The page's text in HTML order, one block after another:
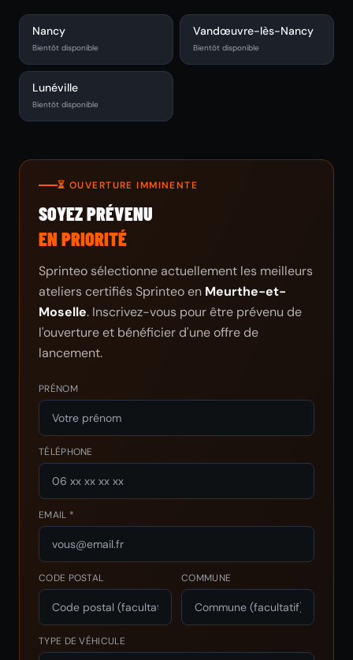
Nancy
Bientôt disponible
Vandœuvre-lès-Nancy
Bientôt disponible
Lunéville
Bientôt disponible
⏳ OUVERTURE IMMINENTE
SOYEZ PRÉVENU
EN PRIORITÉ
Sprinteo sélectionne actuellement les meilleurs
ateliers certifiés Sprinteo en Meurthe-et-
Moselle. Inscrivez-vous pour être prévenu de
l'ouverture et bénéficier d'une offre de
lancement.
PRÉNOM
TÉLÉPHONE
EMAIL *
CODE POSTAL COMMUNE
TYPE DE VÉHICULE